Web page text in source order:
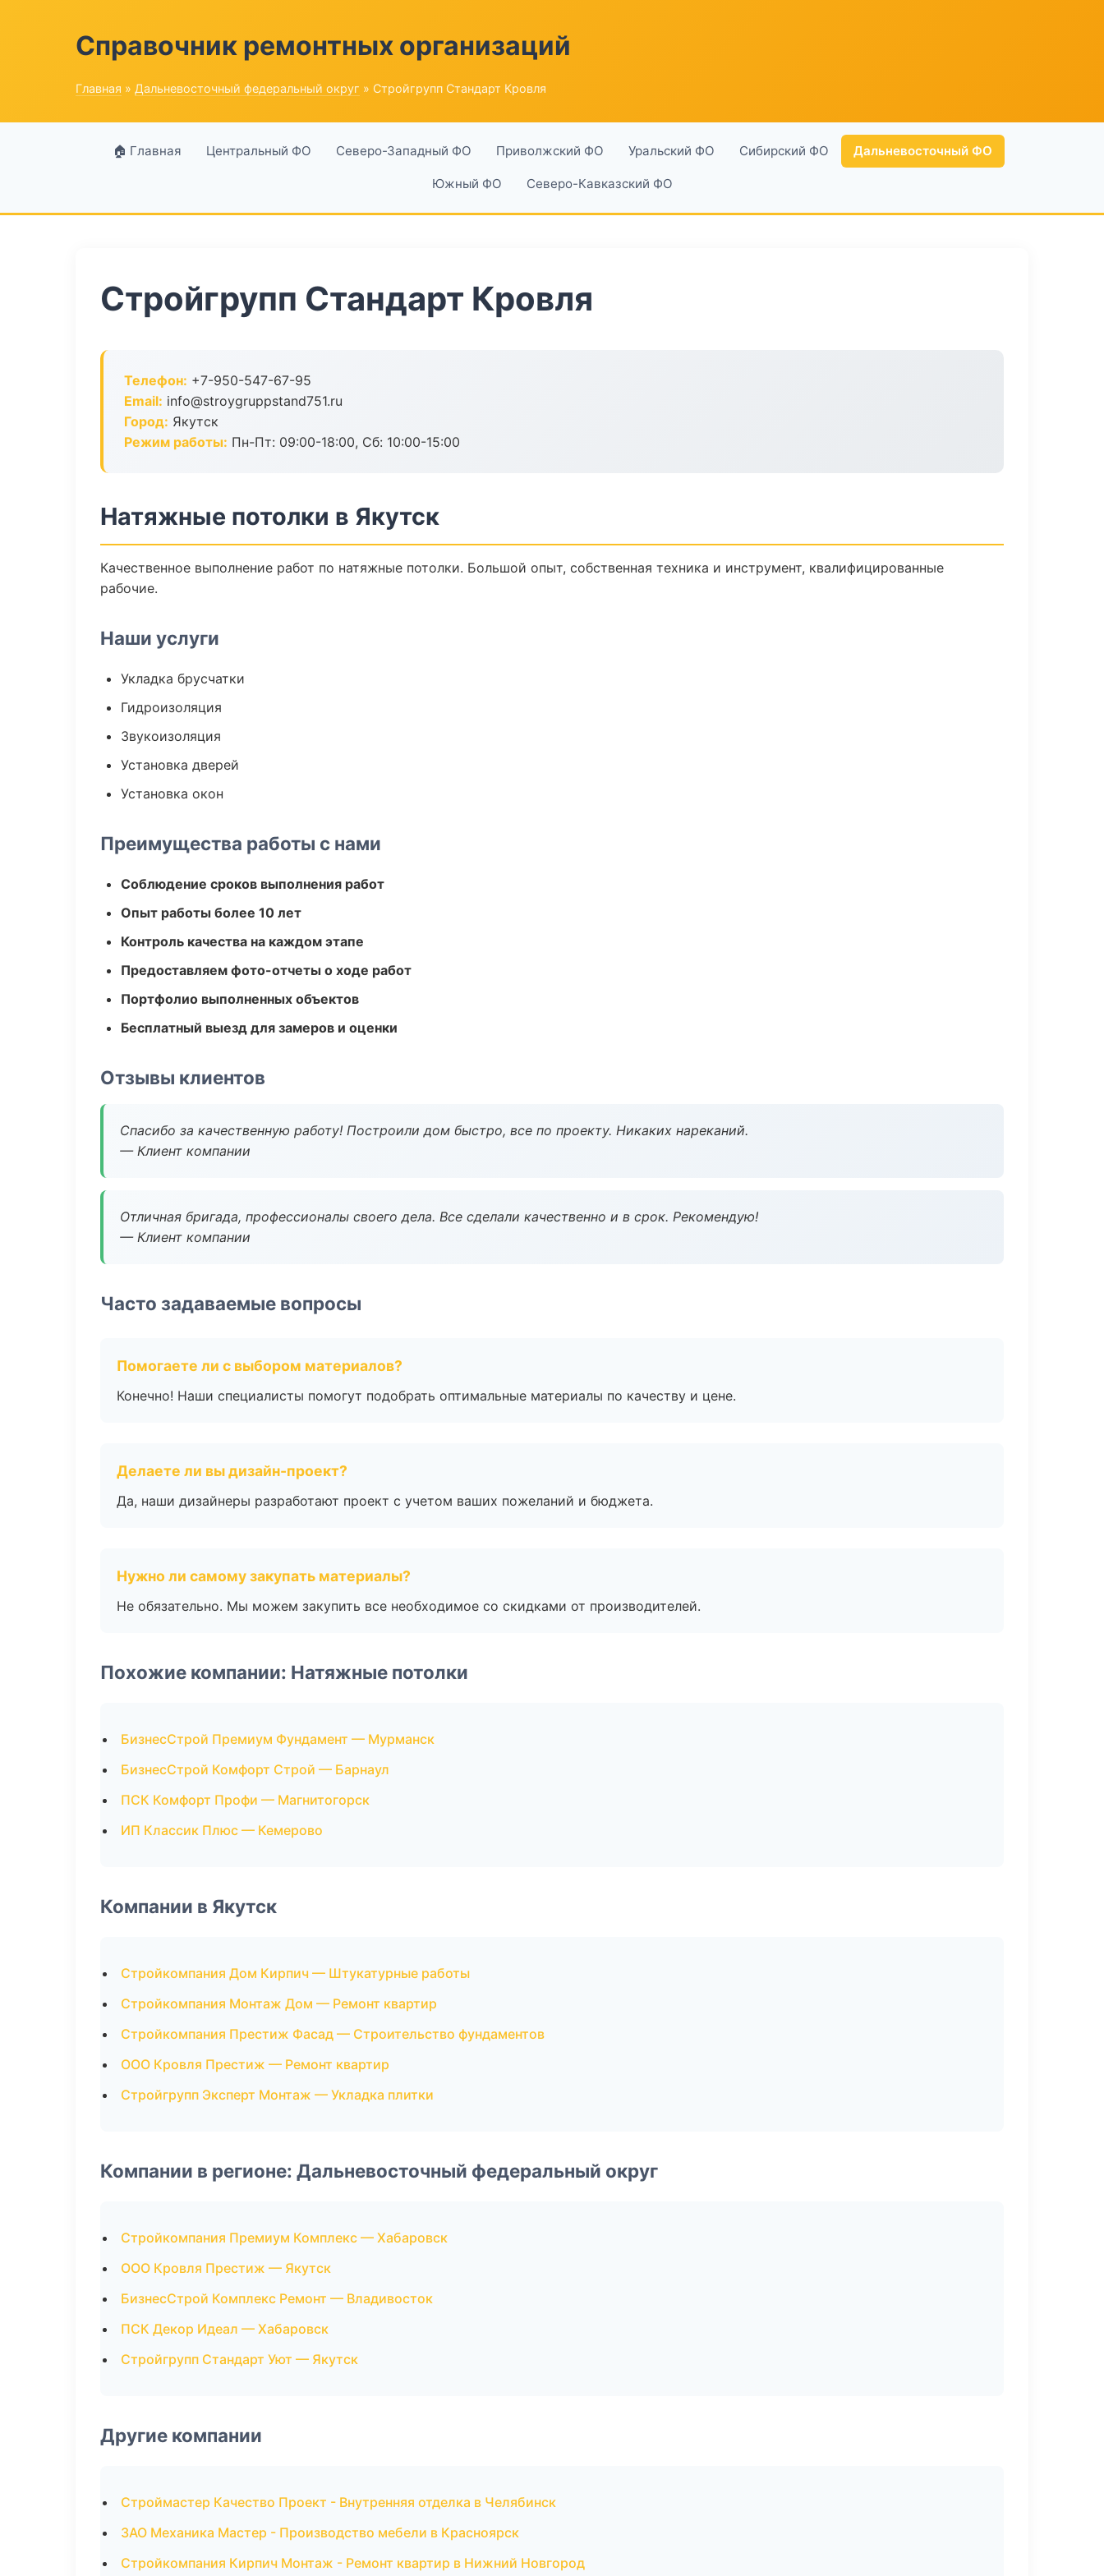
Справочник ремонтных организаций
Главная » Дальневосточный федеральный округ » Стройгрупп Стандарт Кровля
🏠 Главная Центральный ФО Северо-Западный ФО Приволжский ФО Уральский ФО Сибирский ФО Дальневосточный ФО
Южный ФО Северо-Кавказский ФО
Стройгрупп Стандарт Кровля
Телефон: +7-950-547-67-95
Email: info@stroygruppstand751.ru
Город: Якутск
Режим работы: Пн-Пт: 09:00-18:00, Сб: 10:00-15:00
Натяжные потолки в Якутск
Качественное выполнение работ по натяжные потолки. Большой опыт, собственная техника и инструмент, квалифицированные
рабочие.
Наши услуги
Укладка брусчатки
Гидроизоляция
Звукоизоляция
Установка дверей
Установка окон
Преимущества работы с нами
Соблюдение сроков выполнения работ
Опыт работы более 10 лет
Контроль качества на каждом этапе
Предоставляем фото-отчеты о ходе работ
Портфолио выполненных объектов
Бесплатный выезд для замеров и оценки
Отзывы клиентов
Спасибо за качественную работу! Построили дом быстро, все по проекту. Никаких нареканий.
— Клиент компании
Отличная бригада, профессионалы своего дела. Все сделали качественно и в срок. Рекомендую!
— Клиент компании
Часто задаваемые вопросы
Помогаете ли с выбором материалов?
Конечно! Наши специалисты помогут подобрать оптимальные материалы по качеству и цене.
Делаете ли вы дизайн-проект?
Да, наши дизайнеры разработают проект с учетом ваших пожеланий и бюджета.
Нужно ли самому закупать материалы?
Не обязательно. Мы можем закупить все необходимое со скидками от производителей.
Похожие компании: Натяжные потолки
БизнесСтрой Премиум Фундамент — Мурманск
БизнесСтрой Комфорт Строй — Барнаул
ПСК Комфорт Профи — Магнитогорск
ИП Классик Плюс — Кемерово
Компании в Якутск
Стройкомпания Дом Кирпич — Штукатурные работы
Стройкомпания Монтаж Дом — Ремонт квартир
Стройкомпания Престиж Фасад — Строительство фундаментов
ООО Кровля Престиж — Ремонт квартир
Стройгрупп Эксперт Монтаж — Укладка плитки
Компании в регионе: Дальневосточный федеральный округ
Стройкомпания Премиум Комплекс — Хабаровск
ООО Кровля Престиж — Якутск
БизнесСтрой Комплекс Ремонт — Владивосток
ПСК Декор Идеал — Хабаровск
Стройгрупп Стандарт Уют — Якутск
Другие компании
Строймастер Качество Проект - Внутренняя отделка в Челябинск
ЗАО Механика Мастер - Производство мебели в Красноярск
Стройкомпания Кирпич Монтаж - Ремонт квартир в Нижний Новгород